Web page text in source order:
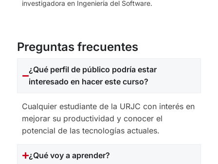
investigadora en Ingeniería del Software.
Preguntas frecuentes
¿Qué perfil de público podría estar
interesado en hacer este curso?
Cualquier estudiante de la URJC con interés en
mejorar su productividad y conocer el
potencial de las tecnologías actuales.
¿Qué voy a aprender?